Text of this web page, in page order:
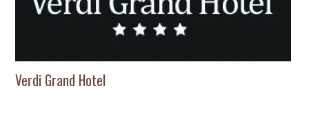
Verdi Grand Hotel